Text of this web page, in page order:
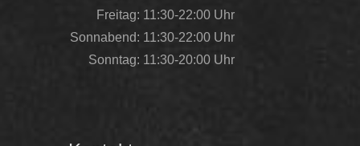
Freitag: 11:30-22:00 Uhr
Sonnabend: 11:30-22:00 Uhr
Sonntag: 11:30-20:00 Uhr